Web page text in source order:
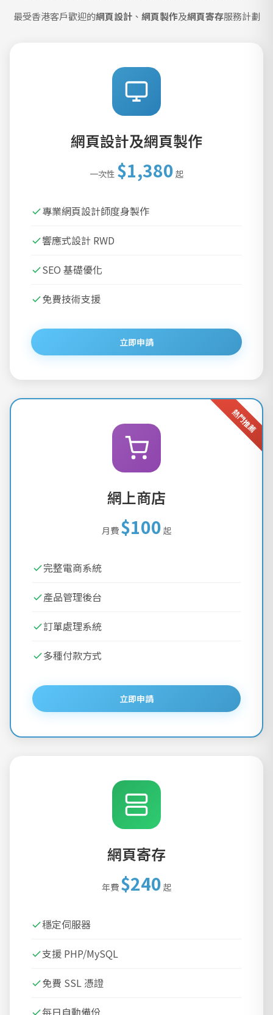
最受香港客戶歡迎的網頁設計、 網頁製作及網頁寄存服務計劃
網頁設計及網頁製作
一次性 $1,380 起
專業網頁設計師度身製作
響應式設計 RWD
SEO 基礎優化
免費技術支援
立即申請
網上商店
月費 $100 起
完整電商系統
產品管理後台
訂單處理系統
多種付款方式
立即申請
網頁寄存
年費 $240 起
穩定伺服器
支援 PHP/MySQL
免費 SSL 憑證
每日自動備份